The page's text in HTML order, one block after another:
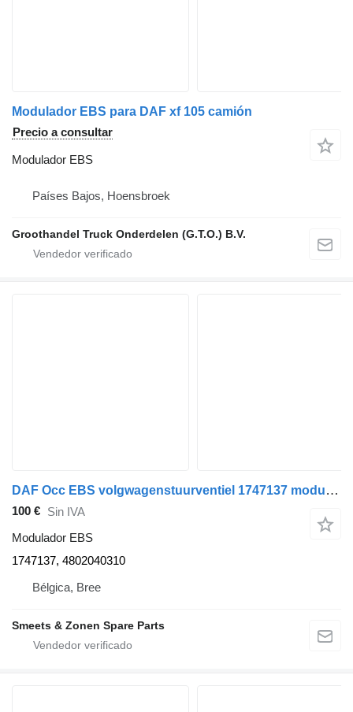
Modulador EBS para DAF xf 105 camión
Precio a consultar
Modulador EBS
Países Bajos, Hoensbroek
Groothandel Truck Onderdelen (G.T.O.) B.V.
DAF Occ EBS volgwagenstuurventiel 1747137 modulador EBS para camión
100 € Sin IVA
Modulador EBS
1747137, 4802040310
Bélgica, Bree
Smeets & Zonen Spare Parts